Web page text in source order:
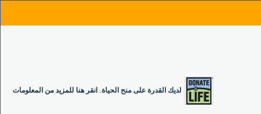
لديك القدرة على منح الحياة. انقر هنا للمزيد من المعلومات